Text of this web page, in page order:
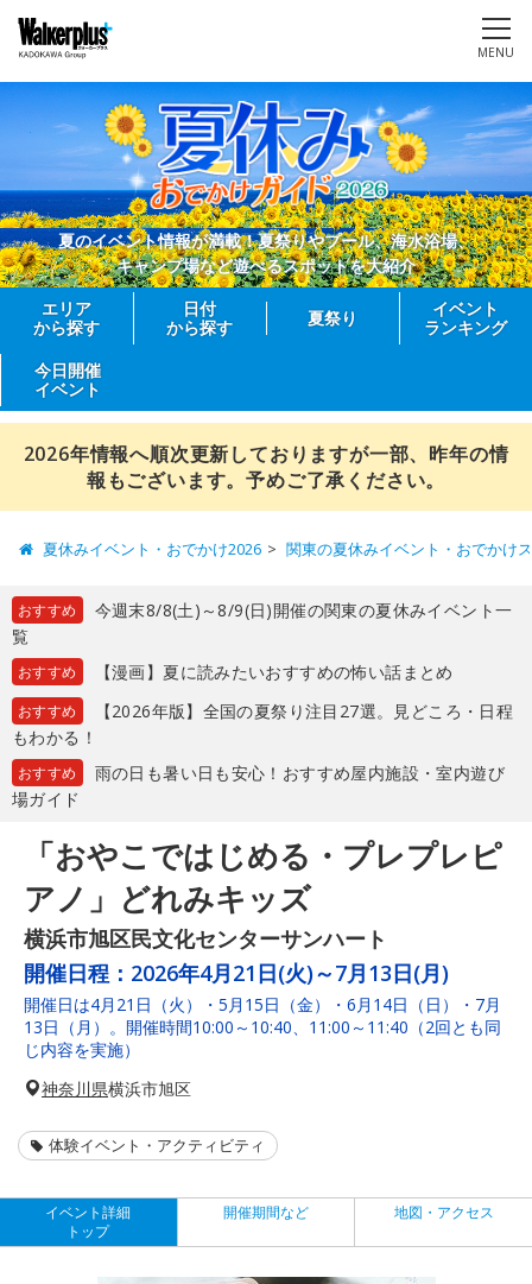
MENU
夏のイベント情報が満載！夏祭りやプール、海水浴場、
キャンプ場など遊べるスポットを大紹介
エリア
から探す
日付
から探す
夏祭り
イベント
ランキング
今日開催
イベント
2026年情報へ順次更新しておりますが一部、昨年の情
報もございます。予めご了承ください。
夏休みイベント・おでかけ2026 関東の夏休みイベント・おでかけ
おすすめ
今週末8/8(土)～8/9(日)開催の関東の夏休みイベント一
覧
おすすめ 【漫画】夏に読みたいおすすめの怖い話まとめ
おすすめ
【2026年版】全国の夏祭り注目27選。見どころ・日程
もわかる！
おすすめ
雨の日も暑い日も安心！おすすめ屋内施設・室内遊び
場ガイド
「おやこではじめる・プレプレピ
アノ」どれみキッズ
横浜市旭区民文化センターサンハート
開催日程： 2026年4月21日(火)～7月13日(月)
開催日は4月21日（火）・5月15日（金）・6月14日（日）・7月
13日（月）。開催時間10:00～10:40、11:00～11:40（2回とも同
じ内容を実施）
神奈川県横浜市旭区
体験イベント・アクティビティ
イベント詳細
トップ
開催期間など 地図・アクセス